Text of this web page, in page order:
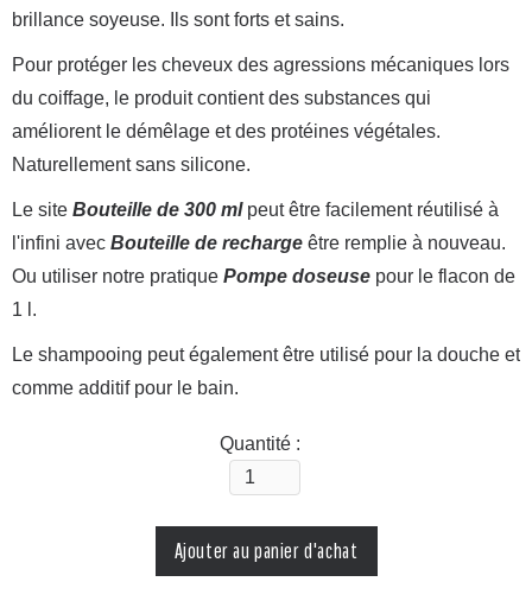
brillance soyeuse. Ils sont forts et sains.
Pour protéger les cheveux des agressions mécaniques lors
du coiffage, le produit contient des substances qui
améliorent le démêlage et des protéines végétales.
Naturellement sans silicone.
Le site Bouteille de 300 mlpeut être facilement réutilisé à
l'infini avec Bouteille de recharge être remplie à nouveau.
Ou utiliser notre pratique Pompe doseuse pour le flacon de
1 l.
Le shampooing peut également être utilisé pour la douche et
comme additif pour le bain.
Quantité :